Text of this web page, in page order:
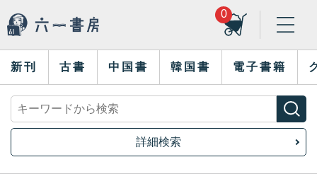
0
新刊 古書 中国書 韓国書 電子書籍
詳細検索